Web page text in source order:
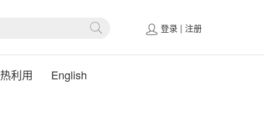
登录 | 注册
热利用 English